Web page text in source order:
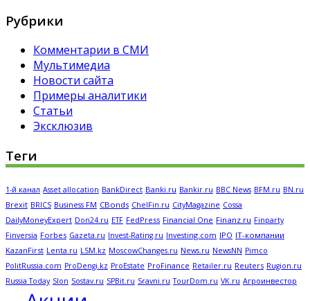
Рубрики
Комментарии в СМИ
Мультимедиа
Новости сайта
Примеры аналитики
Статьи
Эксклюзив
Теги
1-й канал Asset allocation BankDirect Banki.ru Bankir.ru BBC News BFM.ru BN.ru
Brexit BRICS Business FM CBonds ChelFin.ru CityMagazine Cossa
DailyMoneyExpert Don24.ru ETF FedPress Financial One Finanz.ru Finparty
Finversia Forbes Gazeta.ru Invest-Rating.ru Investing.com IPO IT-компании
KazanFirst Lenta.ru LSM.kz MoscowChanges.ru News.ru NewsNN Pimco
PolitRussia.com ProDengi.kz ProEstate ProFinance Retailer.ru Reuters Rugion.ru
Russia Today Slon Sostav.ru SPBit.ru Sravni.ru TourDom.ru VK.ru Агроинвестор